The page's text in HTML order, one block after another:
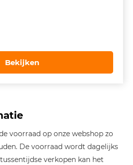
is:
2.279,00.
Bekijken
voorraad op onze webshop zo
De voorraad wordt dagelijks
verkopen kan het